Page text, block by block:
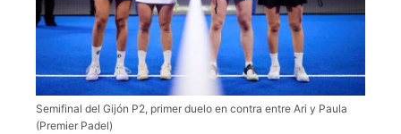
Semifinal del Gijón P2, primer duelo en contra entre Ari y Paula
(Premier Padel)